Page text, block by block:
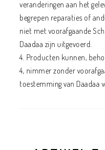
veranderingen aan het
begrepen reparaties of
niet met voorafgaande
Daadaa zijn uitgevoerd.
4. Producten kunnen,
4, nimmer zonder
toestemming van Daadaa